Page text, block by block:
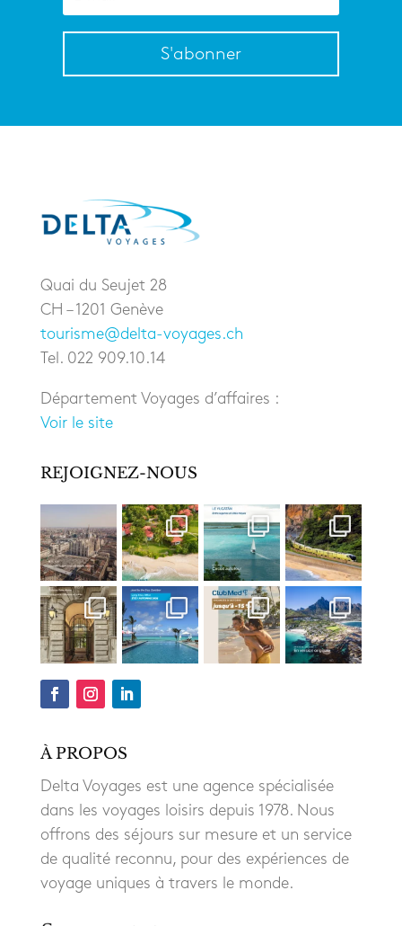
S'abonner
Quai du Seujet 28
CH – 1201 Genève
tourisme@delta-voyages.ch
Tel. 022 909.10.14
Département Voyages d’affaires :
Voir le site
REJOIGNEZ-NOUS
À PROPOS
Delta Voyages est une agence spécialisée
dans les voyages loisirs depuis 1978. Nous
offrons des séjours sur mesure et un service
de qualité reconnu, pour des expériences de
voyage uniques à travers le monde.